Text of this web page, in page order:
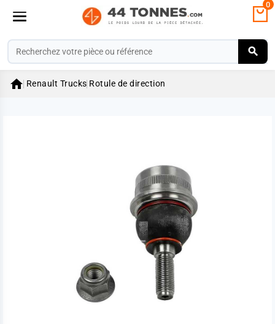
0
 Renault Trucks Rotule de direction